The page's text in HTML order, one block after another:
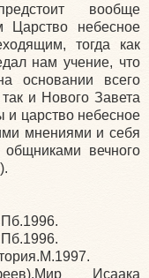
вообще
Царство небесное
тогда как
нам учение, что
всего
и Нового Завета
и царство небесное
мнениями и себя
общниками вечного
Исаака